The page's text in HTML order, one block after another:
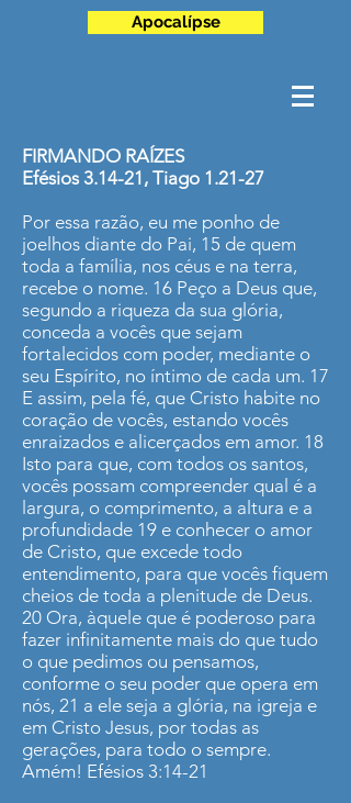
Apocalípse
FIRMANDO RAÍZES
Efésios 3.14-21, Tiago 1.21-27
Por essa razão, eu me ponho de
joelhos diante do Pai, 15 de quem
toda a família, nos céus e na terra,
recebe o nome. 16 Peço a Deus que,
segundo a riqueza da sua glória,
conceda a vocês que sejam
fortalecidos com poder, mediante o
seu Espírito, no íntimo de cada um. 17
E assim, pela fé, que Cristo habite no
coração de vocês, estando vocês
enraizados e alicerçados em amor. 18
Isto para que, com todos os santos,
vocês possam compreender qual é a
largura, o comprimento, a altura e a
profundidade 19 e conhecer o amor
de Cristo, que excede todo
entendimento, para que vocês fiquem
cheios de toda a plenitude de Deus.
20 Ora, àquele que é poderoso para
fazer infinitamente mais do que tudo
o que pedimos ou pensamos,
conforme o seu poder que opera em
nós, 21 a ele seja a glória, na igreja e
em Cristo Jesus, por todas as
gerações, para todo o sempre.
Amém! Efésios 3:14-21